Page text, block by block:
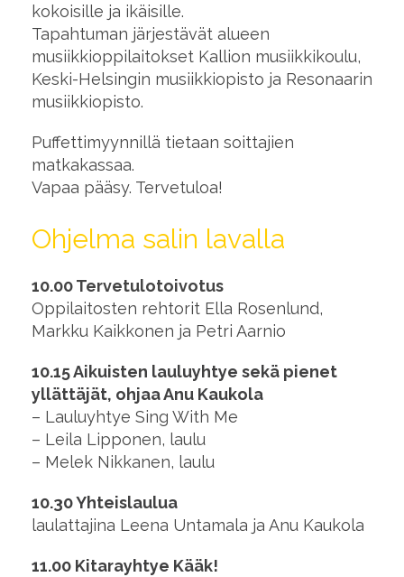
kokoisille ja ikäisille.
Tapahtuman järjestävät alueen
musiikkioppilaitokset Kallion musiikkikoulu,
Keski-Helsingin musiikkiopisto ja Resonaarin
musiikkiopisto.
Puffettimyynnillä tietaan soittajien
matkakassaa.
Vapaa pääsy. Tervetuloa!
Ohjelma salin lavalla
10.00Tervetulotoivotus
Oppilaitosten rehtorit Ella Rosenlund,
Markku Kaikkonen ja Petri Aarnio
10.15 Aikuisten lauluyhtye sekä pienet
yllättäjät, ohjaa Anu Kaukola
– Lauluyhtye Sing With Me
– Leila Lipponen, laulu
– Melek Nikkanen, laulu
10.30 Yhteislaulua
laulattajina Leena Untamala ja Anu Kaukola
11.00 Kitarayhtye Kääk!